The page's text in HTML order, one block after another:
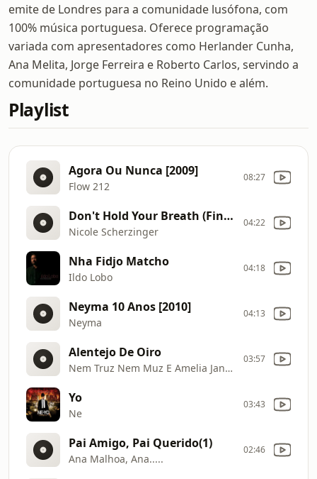
emite de Londres para a comunidade lusófona, com
100% música portuguesa. Oferece programação
variada com apresentadores como Herlander Cunha,
Ana Melita, Jorge Ferreira e Roberto Carlos, servindo a
comunidade portuguesa no Reino Unido e além.
Playlist
Agora Ou Nunca [2009]
Flow 212
08:27
Don't Hold Your Breath (Final)
Nicole Scherzinger
04:22
Nha Fidjo Matcho
Ildo Lobo
04:18
Neyma 10 Anos [2010]
Neyma
04:13
Alentejo De Oiro
Nem Truz Nem Muz E Amelia Janes
03:57
Yo
Ne
03:43
Pai Amigo, Pai Querido(1)
Ana Malhoa, Ana.....
02:46